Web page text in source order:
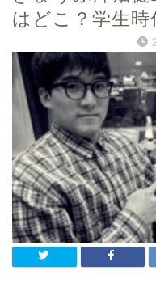
はどこ？学生時